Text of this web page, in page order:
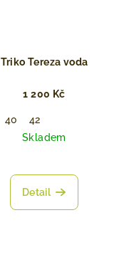
Triko Tereza voda
1 200 Kč
40
42
Skladem
Detail